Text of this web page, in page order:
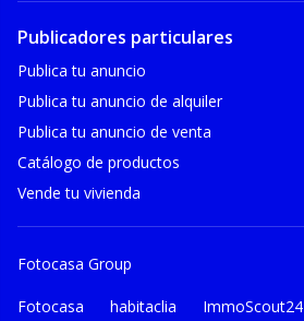
Publicadores particulares
Publica tu anuncio
Publica tu anuncio de alquiler
Publica tu anuncio de venta
Catálogo de productos
Vende tu vivienda
Fotocasa Group
Fotocasa habitaclia ImmoScout24